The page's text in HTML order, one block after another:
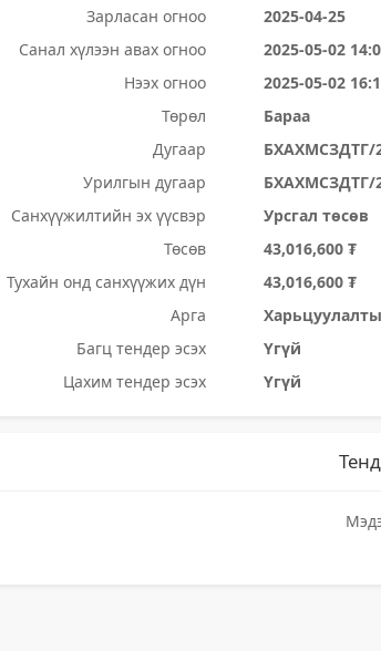
Зарласан огноо
2025-04-25
Санал хүлээн авах огноо
2025-05-02
Нээх огноо
2025-05-02
Төрөл
Бараа
Дугаар
БХАХМСЗДТГ/
Урилгын дугаар
БХАХМСЗДТГ/
Санхүүжилтийн эх үүсвэр
Урсгал төсөв
Төсөв
43,016,600 ₮
Тухайн онд санхүүжих дүн
43,016,600 ₮
Арга
Багц тендер эсэх
Үгүй
Цахим тендер эсэх
Үгүй